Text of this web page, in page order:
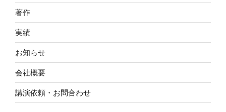
著作
実績
お知らせ
会社概要
講演依頼・お問合わせ